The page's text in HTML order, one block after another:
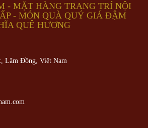
- MẶT HÀNG TRANG TRÍ NỘI
- MÓN QUÀ QUÝ GIÁ ĐẬM
QUÊ HƯƠNG
Lâm Đồng, Việt Nam